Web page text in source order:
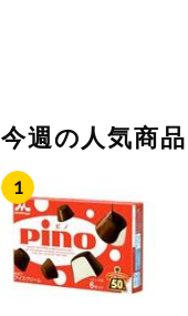
今週の人気商